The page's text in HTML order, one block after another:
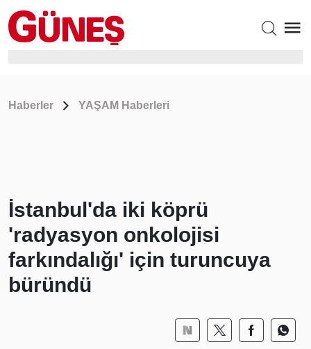
Haberler YAŞAM Haberleri
İstanbul'da iki köprü
'radyasyon onkolojisi
farkındalığı' için turuncuya
büründü